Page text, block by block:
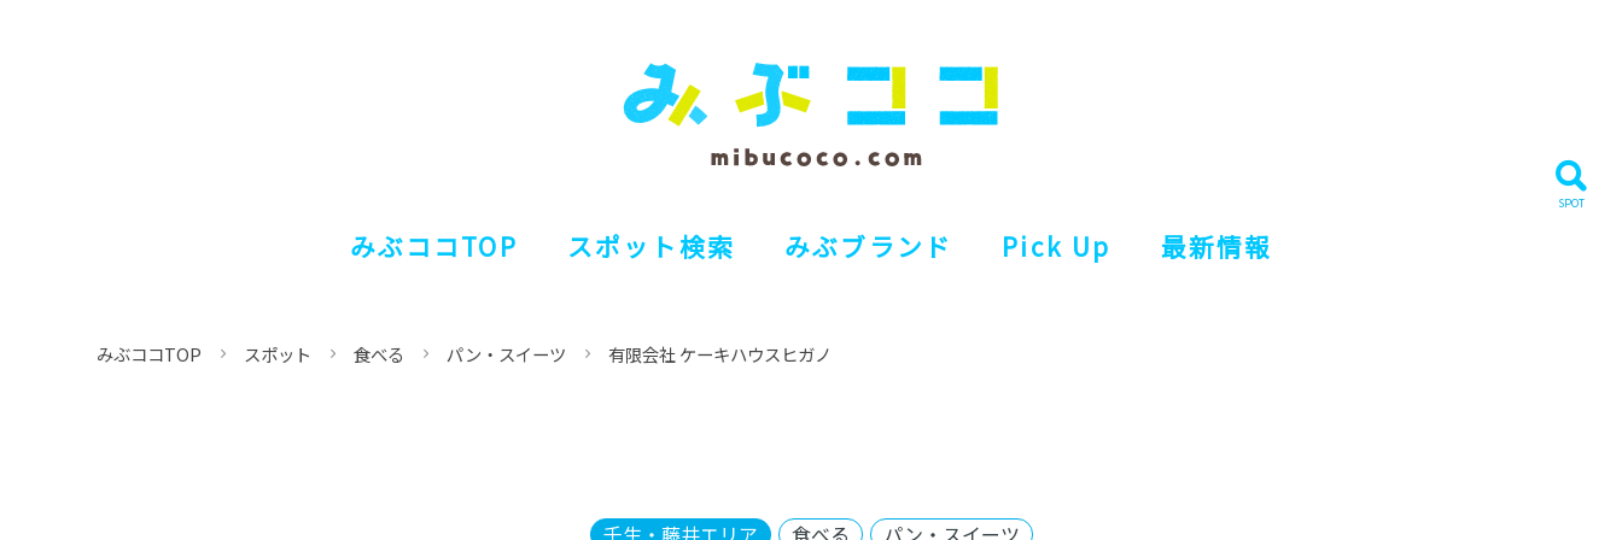
みぶココTOP スポット検索 みぶブランド Pick Up 最新情報
みぶココTOP スポット 食べる パン・スイーツ 有限会社 ケーキハウスヒガノ
壬生・藤井エリア 食べる パン・スイーツ